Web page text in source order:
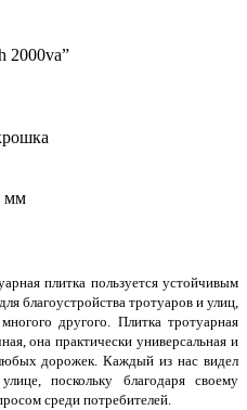
2000va”
мм
плитка пользуется устойчивым
благоустройства тротуаров и улиц,
другого. Плитка тротуарная
она практически универсальная и
дорожек. Каждый из нас видел
поскольку благодаря своему
среди потребителей.